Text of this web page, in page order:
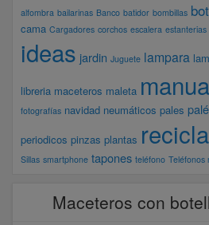
alfombra bailarinas Banco batidor bombillas
cama Cargadores corchos escalera estanterias
ideas jardin Juguete lampara
libreria maceteros maleta
fotografías navidad neumáticos pales palé
periodicos pinzas plantas
Sillas smartphone tapones teléfono Teléfonos
Maceteros con